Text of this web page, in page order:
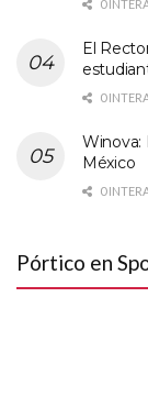
0
El
0
Winova:
México
0
Pórtico en